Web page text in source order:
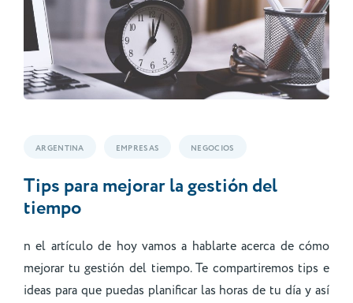
ARGENTINA EMPRESAS NEGOCIOS
Tips para mejorar la gestión del
tiempo
n el artículo de hoy vamos a hablarte acerca de cómo
mejorar tu gestión del tiempo. Te compartiremos tips e
ideas para que puedas planificar las horas de tu día y así